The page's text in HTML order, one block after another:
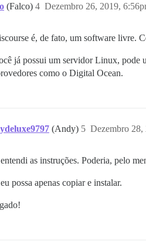
(Falco) Dezembro 26, 2019,
4
é, de fato, um software livre.
já possui um servidor Linux, pode
como o Digital Ocean.
(Andy) Dezembro 28,
5
as instruções. Poderia, pelo
possa apenas copiar e instalar.